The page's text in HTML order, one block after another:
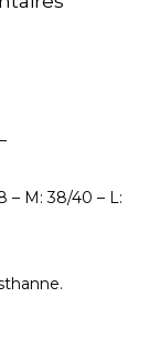
– M: 38/40 – L: